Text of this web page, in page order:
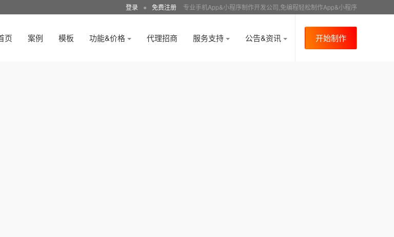
登录 ● 免费注册 专业手机App&小程序制作开发公司,免编程轻松制作App&小程序
页 案例 模板 功能&价格 代理招商 服务支持 公告&资讯 开始制作